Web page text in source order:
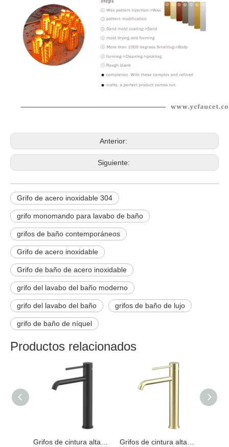
Anterior:
Siguiente:
Grifo de acero inoxidable 304
grifo monomando para lavabo de baño
grifos de baño contemporáneos
Grifo de acero inoxidable
Grifo de baño de acero inoxidable
grifo del lavabo del baño moderno
grifo del lavabo del baño grifos de baño de lujo
grifo de baño de níquel
Productos relacionados
Grifos de cintura alta para lavabo de baño negro mate de acero inoxidable 304 de alta calidad con certificación CUPC Grifos de cintura alta para lavabo de baño de oro cepillado de acero inoxidable 304 de alta calidad con certificación CUPC